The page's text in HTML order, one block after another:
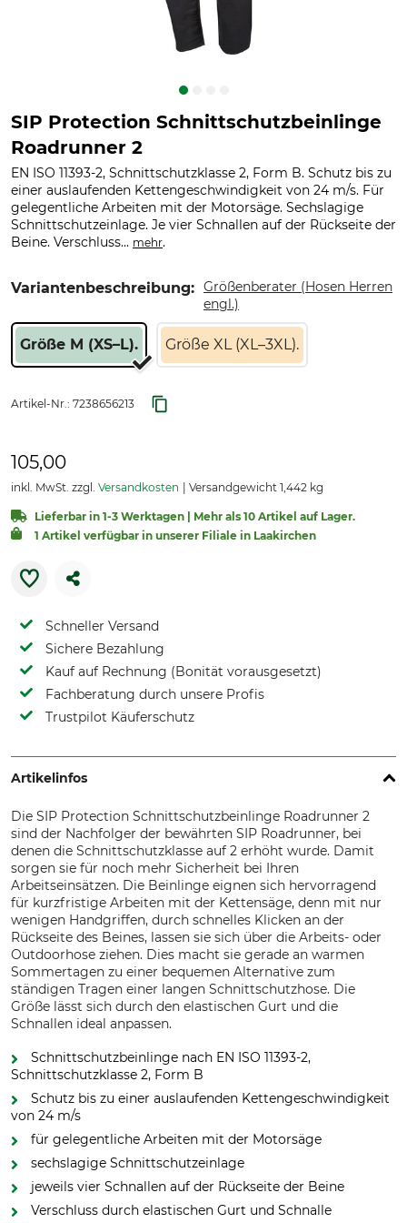
SIP Protection Schnittschutzbeinlinge
Roadrunner 2
EN ISO 11393-2, Schnittschutzklasse 2, Form B. Schutz bis zu
einer auslaufenden Kettengeschwindigkeit von 24 m/s. Für
gelegentliche Arbeiten mit der Motorsäge. Sechslagige
Schnittschutzeinlage. Je vier Schnallen auf der Rückseite der
Beine. Verschluss... mehr.
Variantenbeschreibung: Größenberater (Hosen Herren
engl.)
Größe M (XS–L). Größe XL (XL–3XL).
Artikel-Nr.: 7238656213
105,00
inkl. MwSt. zzgl. Versandkosten Versandgewicht 1,442 kg
Lieferbar in 1-3 Werktagen | Mehr als 10 Artikel auf Lager.
1 Artikel verfügbar in unserer Filiale in Laakirchen
Schneller Versand
Sichere Bezahlung
Kauf auf Rechnung (Bonität vorausgesetzt)
Fachberatung durch unsere Profis
Trustpilot Käuferschutz
Artikelinfos
Die SIP Protection Schnittschutzbeinlinge Roadrunner 2
sind der Nachfolger der bewährten SIP Roadrunner, bei
denen die Schnittschutzklasse auf 2 erhöht wurde. Damit
sorgen sie für noch mehr Sicherheit bei Ihren
Arbeitseinsätzen. Die Beinlinge eignen sich hervorragend
für kurzfristige Arbeiten mit der Kettensäge, denn mit nur
wenigen Handgriffen, durch schnelles Klicken an der
Rückseite des Beines, lassen sie sich über die Arbeits- oder
Outdoorhose ziehen. Dies macht sie gerade an warmen
Sommertagen zu einer bequemen Alternative zum
ständigen Tragen einer langen Schnittschutzhose. Die
Größe lässt sich durch den elastischen Gurt und die
Schnallen ideal anpassen.
Schnittschutzbeinlinge nach EN ISO 11393-2,
Schnittschutzklasse 2, Form B
Schutz bis zu einer auslaufenden Kettengeschwindigkeit
von 24 m/s
für gelegentliche Arbeiten mit der Motorsäge
sechslagige Schnittschutzeinlage
jeweils vier Schnallen auf der Rückseite der Beine
Verschluss durch elastischen Gurt und Schnalle